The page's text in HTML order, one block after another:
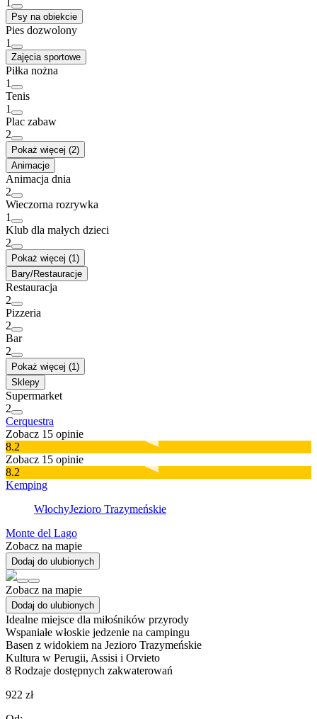
1
Psy na obiekcie
Pies dozwolony
1
Zajęcia sportowe
Piłka nożna
1
Tenis
1
Plac zabaw
2
Pokaż więcej (2)
Animacje
Animacja dnia
2
Wieczorna rozrywka
1
Klub dla małych dzieci
2
Pokaż więcej (1)
Bary/Restauracje
Restauracja
2
Pizzeria
2
Bar
2
Pokaż więcej (1)
Sklepy
Supermarket
2
Cerquestra
Zobacz 15 opinie
8.2
Zobacz 15 opinie
8.2
Kemping
WłochyJezioro Trazymeńskie
Monte del Lago
Zobacz na mapie
Dodaj do ulubionych
Zobacz na mapie
Dodaj do ulubionych
Idealne miejsce dla miłośników przyrody
Wspaniałe włoskie jedzenie na campingu
Basen z widokiem na Jezioro Trazymeńskie
Kultura w Perugii, Assisi i Orvieto
8 Rodzaje dostępnych zakwaterowań
922 zł